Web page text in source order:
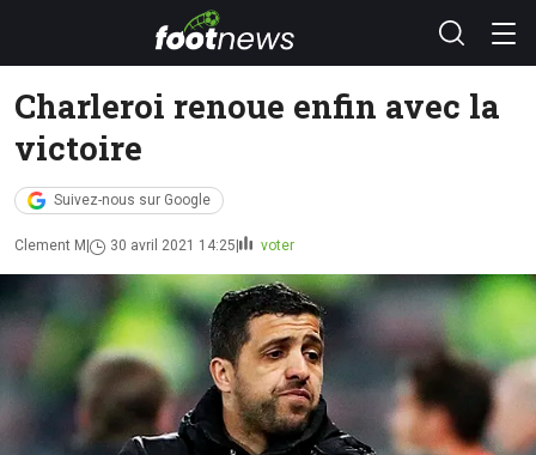
Charleroi renoue enfin avec la
victoire
Suivez-nous sur Google
Clement M 30 avril 2021 14:25 voter